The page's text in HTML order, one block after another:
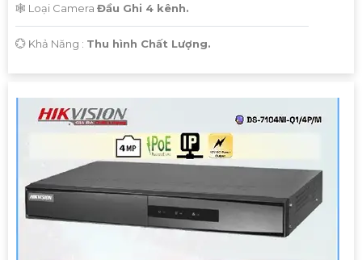
🕸️ Loại Camera Đầu Ghi 4 kênh.
️💮 Khả Năng : Thu hình Chất Lượng.